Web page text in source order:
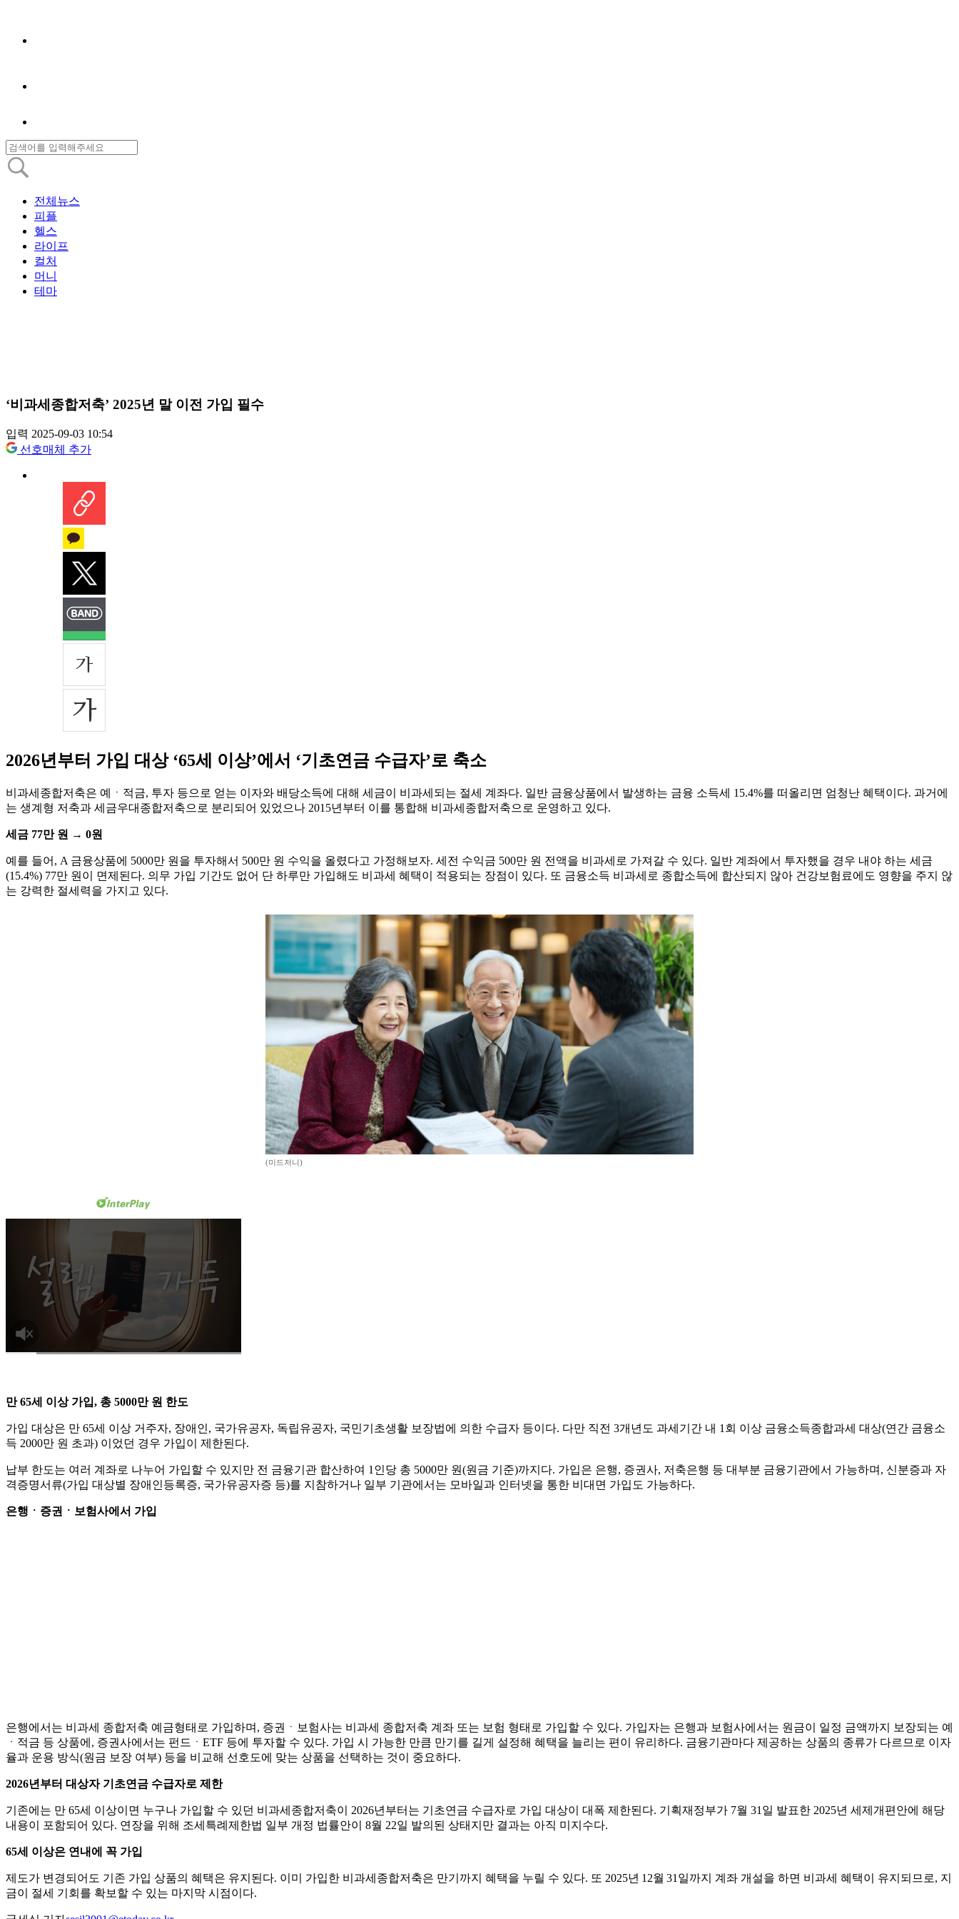
전체뉴스
피플
헬스
라이프
컬처
머니
테마
‘비과세종합저축’ 2025년 말 이전 가입 필수
입력 2025-09-03 10:54
선호매체 추가
2026년부터 가입 대상 ‘65세 이상’에서 ‘기초연금 수급자’로 축소
비과세종합저축은 예ㆍ적금, 투자 등으로 얻는 이자와 배당소득에 대해 세금이 비과세되는 절세 계좌다. 일반 금융상품에서 발생하는 금융 소득세 15.4%를 떠올리면 엄청난 혜택이다. 과거에
는 생계형 저축과 세금우대종합저축으로 분리되어 있었으나 2015년부터 이를 통합해 비과세종합저축으로 운영하고 있다.
세금 77만 원 → 0원
예를 들어, A 금융상품에 5000만 원을 투자해서 500만 원 수익을 올렸다고 가정해보자. 세전 수익금 500만 원 전액을 비과세로 가져갈 수 있다. 일반 계좌에서 투자했을 경우 내야 하는 세금
(15.4%) 77만 원이 면제된다. 의무 가입 기간도 없어 단 하루만 가입해도 비과세 혜택이 적용되는 장점이 있다. 또 금융소득 비과세로 종합소득에 합산되지 않아 건강보험료에도 영향을 주지 않
는 강력한 절세력을 가지고 있다.
(미드저니)
만 65세 이상 가입, 총 5000만 원 한도
가입 대상은 만 65세 이상 거주자, 장애인, 국가유공자, 독립유공자, 국민기초생활 보장법에 의한 수급자 등이다. 다만 직전 3개년도 과세기간 내 1회 이상 금융소득종합과세 대상(연간 금융소
득 2000만 원 초과) 이었던 경우 가입이 제한된다.
납부 한도는 여러 계좌로 나누어 가입할 수 있지만 전 금융기관 합산하여 1인당 총 5000만 원(원금 기준)까지다. 가입은 은행, 증권사, 저축은행 등 대부분 금융기관에서 가능하며, 신분증과 자
격증명서류(가입 대상별 장애인등록증, 국가유공자증 등)를 지참하거나 일부 기관에서는 모바일과 인터넷을 통한 비대면 가입도 가능하다.
은행ㆍ증권ㆍ보험사에서 가입
은행에서는 비과세 종합저축 예금형태로 가입하며, 증권ㆍ보험사는 비과세 종합저축 계좌 또는 보험 형태로 가입할 수 있다. 가입자는 은행과 보험사에서는 원금이 일정 금액까지 보장되는 예
ㆍ적금 등 상품에, 증권사에서는 펀드ㆍETF 등에 투자할 수 있다. 가입 시 가능한 만큼 만기를 길게 설정해 혜택을 늘리는 편이 유리하다. 금융기관마다 제공하는 상품의 종류가 다르므로 이자
율과 운용 방식(원금 보장 여부) 등을 비교해 선호도에 맞는 상품을 선택하는 것이 중요하다.
2026년부터 대상자 기초연금 수급자로 제한
기존에는 만 65세 이상이면 누구나 가입할 수 있던 비과세종합저축이 2026년부터는 기초연금 수급자로 가입 대상이 대폭 제한된다. 기획재정부가 7월 31일 발표한 2025년 세제개편안에 해당
내용이 포함되어 있다. 연장을 위해 조세특례제한법 일부 개정 법률안이 8월 22일 발의된 상태지만 결과는 아직 미지수다.
65세 이상은 연내에 꼭 가입
제도가 변경되어도 기존 가입 상품의 혜택은 유지된다. 이미 가입한 비과세종합저축은 만기까지 혜택을 누릴 수 있다. 또 2025년 12월 31일까지 계좌 개설을 하면 비과세 혜택이 유지되므로, 지
금이 절세 기회를 확보할 수 있는 마지막 시점이다.